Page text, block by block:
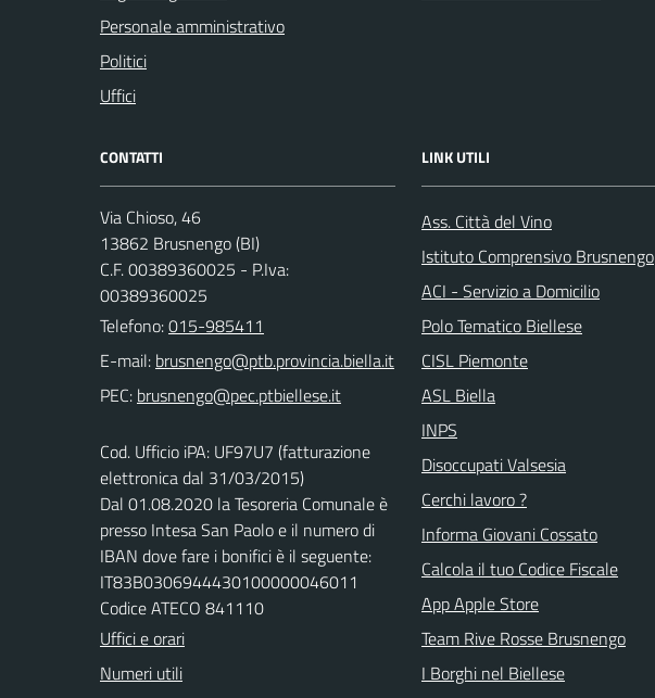
Personale amministrativo
Politici
Uffici
CONTATTI
Via Chioso, 46
13862 Brusnengo (BI)
C.F. 00389360025 - P.Iva:
00389360025
Telefono:015-985411
E-mail:
PEC:
Cod. Ufficio iPA: UF97U7 (fatturazione
elettronica dal 31/03/2015)
Dal 01.08.2020 la Tesoreria Comunale è
presso Intesa San Paolo e il numero di
IBAN dove fare i bonifici è il seguente:
IT83B0306944430100000046011
Codice ATECO 841110
Uffici e orari
Numeri utili
LINK UTILI
Ass. Città del Vino
Istituto Comprensivo Brusnengo
ACI - Servizio a Domicilio
Polo Tematico Biellese
CISL Piemonte
ASL Biella
INPS
Disoccupati Valsesia
Cerchi lavoro ?
Informa Giovani Cossato
Calcola il tuo Codice Fiscale
App Apple Store
Team Rive Rosse Brusnengo
I Borghi nel Biellese